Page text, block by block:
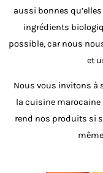
aussi bonnes
ingrédients
possible, car nous
et
Nous vous invitons à
la cuisine
rend nos produits si